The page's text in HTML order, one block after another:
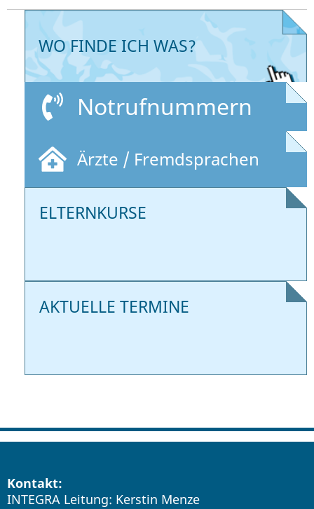
WO FINDE ICH WAS?
Notrufnummern
Ärzte / Fremdsprachen
ELTERNKURSE
AKTUELLE TERMINE
Kontakt:
INTEGRA Leitung: Kerstin Menze